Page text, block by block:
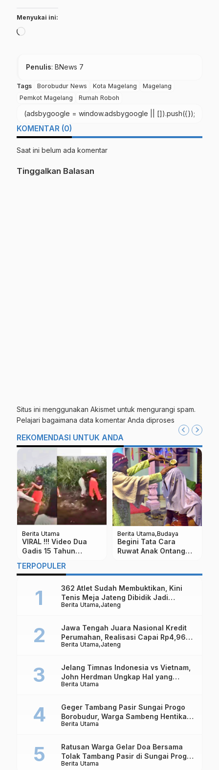
Menyukai ini:
Memuat...
Penulis: BNews 7
Tags Borobudur News Kota Magelang
Magelang
Pemkot Magelang
Rumah Roboh
(adsbygoogle = window.adsbygoogle || []).push({});
KOMENTAR (0)
Saat ini belum ada komentar
Tinggalkan Balasan
Situs ini menggunakan Akismet untuk mengurangi spam.
Pelajari bagaimana data komentar Anda diproses
REKOMENDASI UNTUK ANDA
Utama
!!! Video Dua
15 Tahun
Cowok
Berita Utama Budaya
Begini Tata Cara
Ruwat Anak Ontang
TERPOPULER
Berita Utama Jateng
362 Atlet Sudah Membuktikan, Kini
Tenis Meja Jateng Dibidik Jadi
Kekuatan Nasional
Berita Utama Jateng
Jawa Tengah Juara Nasional Kredit
Perumahan, Realisasi Capai Rp4,96
Triliun
Berita Utama
Jelang Timnas Indonesia vs Vietnam,
John Herdman Ungkap Hal yang
Dipertaruhkan
Berita Utama
Geger Tambang Pasir Sungai Progo
Borobudur, Warga Sambeng Hentikan
Alat Berat dan Usir Truk
Berita Utama
Ratusan Warga Gelar Doa Bersama
Tolak Tambang Pasir di Sungai Progo
Borobudur